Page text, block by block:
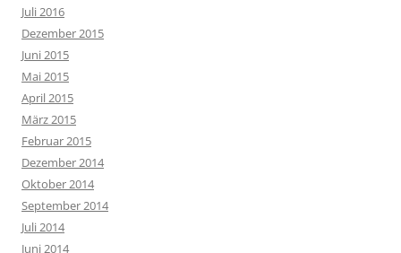
Juli 2016
Dezember 2015
Juni 2015
Mai 2015
April 2015
März 2015
Februar 2015
Dezember 2014
Oktober 2014
September 2014
Juli 2014
Juni 2014